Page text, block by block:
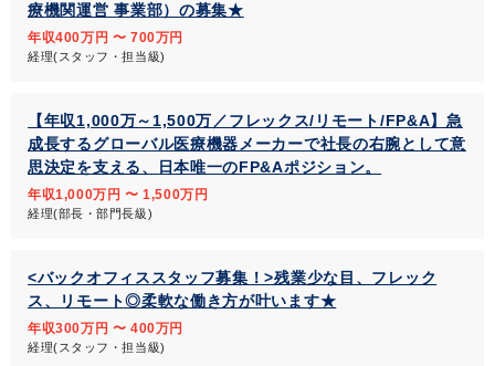
療機関運営 事業部）の募集★
年収400万円 〜 700万円
経理(スタッフ・担当級)
【年収1,000万～1,500万／フレックス/リモート/FP&A】急
成長するグローバル医療機器メーカーで社長の右腕として意
思決定を支える、日本唯一のFP&Aポジション。
年収1,000万円 〜 1,500万円
経理(部長・部門長級)
<バックオフィススタッフ募集！>残業少な目、フレック
ス、リモート◎柔軟な働き方が叶います★
年収300万円 〜 400万円
経理(スタッフ・担当級)